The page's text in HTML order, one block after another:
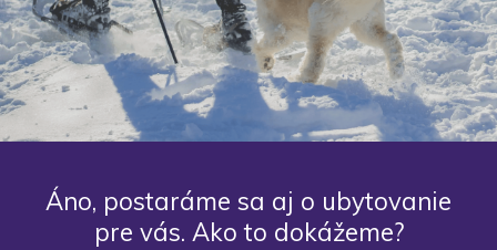
Áno, postaráme sa aj o ubytovanie
pre vás. Ako to dokážeme?